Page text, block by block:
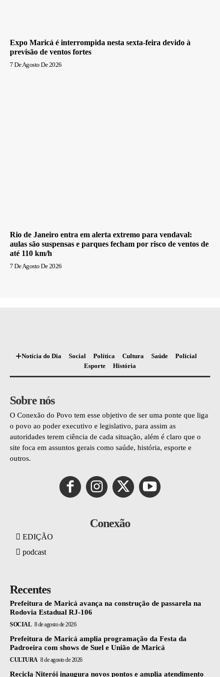
Expo Maricá é interrompida nesta sexta-feira devido à
previsão de ventos fortes
7 De Agosto De 2026
Rio de Janeiro entra em alerta extremo para vendaval:
aulas são suspensas e parques fecham por risco de ventos de
até 110 km/h
7 De Agosto De 2026
Notícia do Dia Social Política Cultura Saúde
Policial
Esporte
História
Sobre nós
O Conexão do Povo tem esse objetivo de ser uma ponte que liga
o povo ao poder executivo e legislativo, para assim as
autoridades terem ciência de cada situação, além é claro que o
site foca em assuntos gerais como saúde, história, esporte e
outros.
Conexão
EDIÇÃO
podcast
Recentes
Prefeitura de Maricá avança na construção de passarela na
Rodovia Estadual RJ-106
SOCIAL 8 de agosto de 2026
Prefeitura de Maricá amplia programação da Festa da
Padroeira com shows de Suel e União de Maricá
CULTURA 8 de agosto de 2026
Recicla Niterói inaugura novos pontos e amplia atendimento